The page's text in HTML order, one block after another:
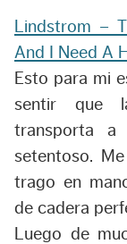
Lindstrom –
And I Need A
Esto para mi
sentir que
transporta a
setentoso.
trago en
de cadera
Luego de